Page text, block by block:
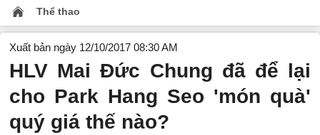
Thể thao
Xuất bản ngày 12/10/2017 08:30 AM
HLV Mai Đức Chung đã để lại
cho Park Hang Seo 'món quà'
quý giá thế nào?